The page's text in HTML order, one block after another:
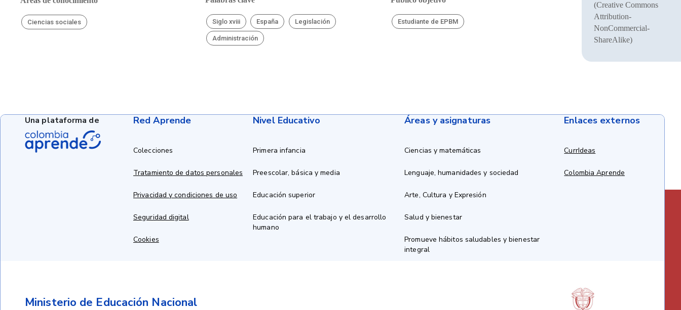
Ciencias sociales Siglo xviii España Legislación
Administración
Estudiante de EPBM
(Creative Commons
Attribution-
NonCommercial-
ShareAlike)
Red Aprende
Colecciones
Tratamiento de datos personales
Privacidad y condiciones de uso
Seguridad digital
Cookies
Nivel Educativo
Primera infancia
Preescolar, básica y media
Educación superior
Educación para el trabajo y el desarrollo
humano
Áreas y asignaturas
Ciencias y matemáticas
Lenguaje, humanidades y sociedad
Arte, Cultura y Expresión
Salud y bienestar
Promueve hábitos saludables y bienestar
integral
Enlaces externos
CurrIdeas
Colombia Aprende
Ministerio de Educación Nacional
Una plataforma de